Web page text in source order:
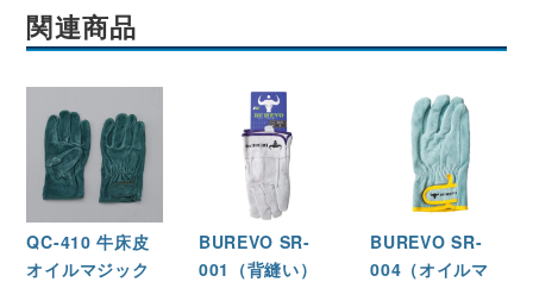
関連商品
QC-410 牛床皮
オイルマジック
BUREVO SR-
001（背縫い）
BUREVO SR-
004（オイルマ